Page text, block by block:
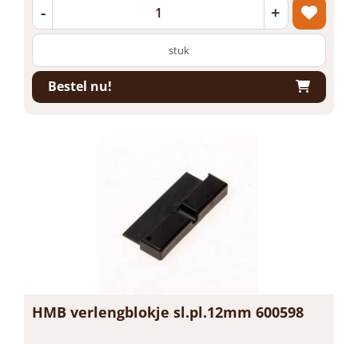
- +
stuk
Bestel nu!
HMB verlengblokje sl.pl.12mm 600598